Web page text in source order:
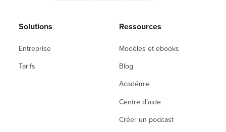
Solutions
Entreprise
Tarifs
Ressources
Modèles et ebooks
Blog
Académie
Centre d’aide
Créer un podcast